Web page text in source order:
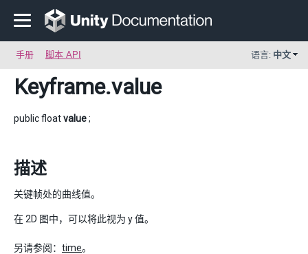
手册 脚本 API 语言: 中文
Keyframe.value
public floatvalue;
描述
关键帧处的曲线值。
在 2D 图中，可以将此视为 y 值。
另请参阅： time。